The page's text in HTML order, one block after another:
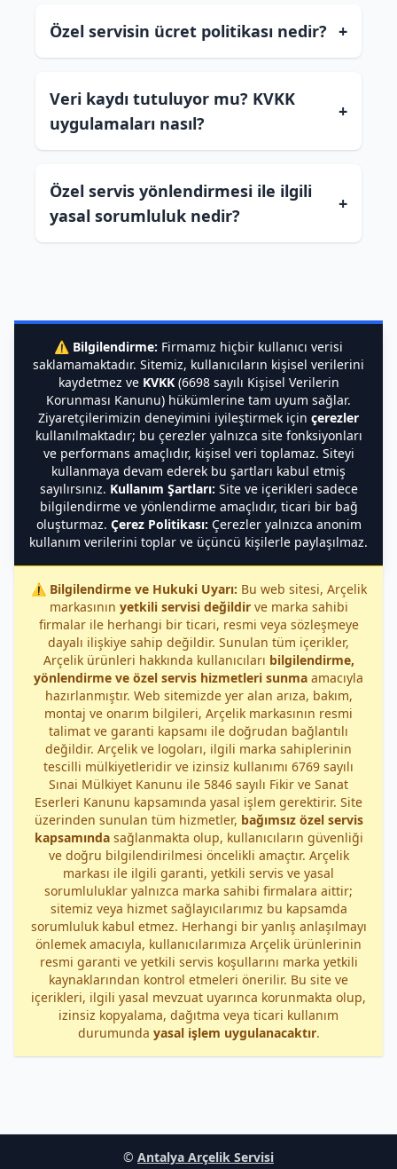
Özel servisin ücret politikası nedir? +
Veri kaydı tutuluyor mu? KVKK
uygulamaları nasıl?
+
Özel servis yönlendirmesi ile ilgili
yasal sorumluluk nedir?
+
⚠️ Bilgilendirme: Firmamız hiçbir kullanıcı verisi
saklamamaktadır. Sitemiz, kullanıcıların kişisel verilerini
kaydetmez ve KVKK(6698 sayılı Kişisel Verilerin
Korunması Kanunu) hükümlerine tam uyum sağlar.
Ziyaretçilerimizin deneyimini iyileştirmek için çerezler
kullanılmaktadır; bu çerezler yalnızca site fonksiyonları
ve performans amaçlıdır, kişisel veri toplamaz. Siteyi
kullanmaya devam ederek bu şartları kabul etmiş
sayılırsınız. Kullanım Şartları: Site ve içerikleri sadece
bilgilendirme ve yönlendirme amaçlıdır, ticari bir bağ
oluşturmaz. Çerez Politikası: Çerezler yalnızca anonim
kullanım verilerini toplar ve üçüncü kişilerle paylaşılmaz.
⚠️ Bilgilendirme ve Hukuki Uyarı: Bu web sitesi, Arçelik
markasının yetkili servisi değildirve marka sahibi
firmalar ile herhangi bir ticari, resmi veya sözleşmeye
dayalı ilişkiye sahip değildir. Sunulan tüm içerikler,
Arçelik ürünleri hakkında kullanıcıları bilgilendirme,
yönlendirme ve özel servis hizmetleri sunma amacıyla
hazırlanmıştır. Web sitemizde yer alan arıza, bakım,
montaj ve onarım bilgileri, Arçelik markasının resmi
talimat ve garanti kapsamı ile doğrudan bağlantılı
değildir. Arçelik ve logoları, ilgili marka sahiplerinin
tescilli mülkiyetleridir ve izinsiz kullanımı 6769 sayılı
Sınai Mülkiyet Kanunu ile 5846 sayılı Fikir ve Sanat
Eserleri Kanunu kapsamında yasal işlem gerektirir. Site
üzerinden sunulan tüm hizmetler, bağımsız özel servis
kapsamındasağlanmakta olup, kullanıcıların güvenliği
ve doğru bilgilendirilmesi öncelikli amaçtır. Arçelik
markası ile ilgili garanti, yetkili servis ve yasal
sorumluluklar yalnızca marka sahibi firmalara aittir;
sitemiz veya hizmet sağlayıcılarımız bu kapsamda
sorumluluk kabul etmez. Herhangi bir yanlış anlaşılmayı
önlemek amacıyla, kullanıcılarımıza Arçelik ürünlerinin
resmi garanti ve yetkili servis koşullarını marka yetkili
kaynaklarından kontrol etmeleri önerilir. Bu site ve
içerikleri, ilgili yasal mevzuat uyarınca korunmakta olup,
izinsiz kopyalama, dağıtma veya ticari kullanım
durumunda yasal işlem uygulanacaktır.
© Antalya Arçelik Servisi